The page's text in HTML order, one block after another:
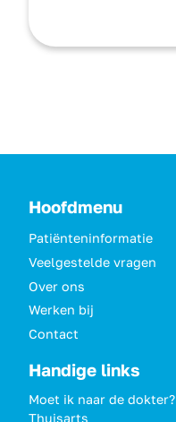
Hoofdmenu
Patiënteninformatie
Veelgestelde vragen
Over ons
Werken bij
Contact
Handige links
Moet ik naar de dokter?
Thuisarts